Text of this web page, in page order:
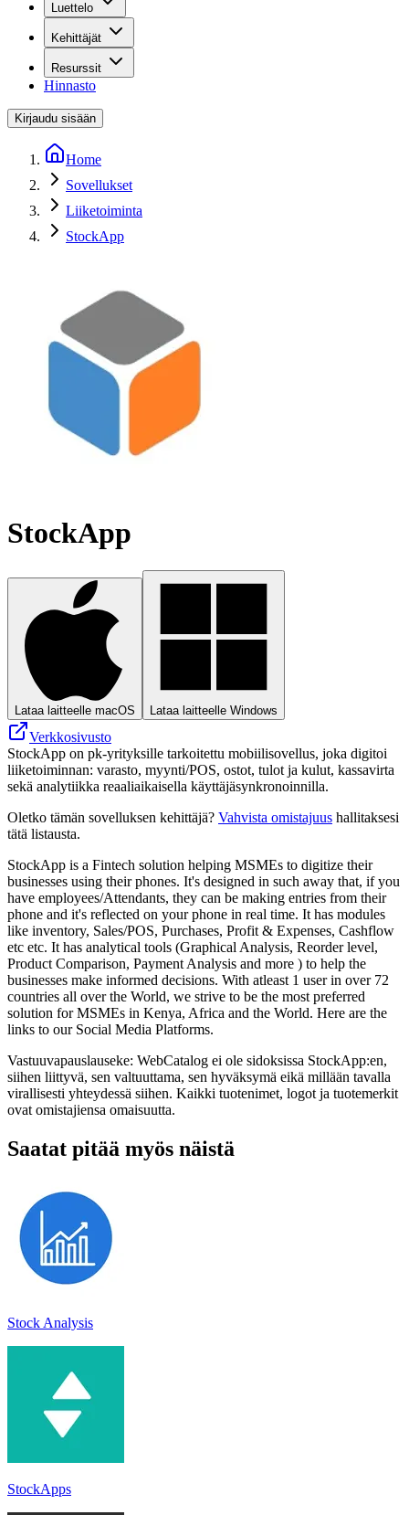
Luettelo
Kehittäjät
Resurssit
Hinnasto
Kirjaudu sisään
Home
Sovellukset
Liiketoiminta
StockApp
StockApp
Lataa laitteelle macOS Lataa laitteelle Windows
Verkkosivusto
StockApp on pk-yrityksille tarkoitettu mobiilisovellus, joka digitoi
liiketoiminnan: varasto, myynti/POS, ostot, tulot ja kulut, kassavirta
sekä analytiikka reaaliaikaisella käyttäjäsynkronoinnilla.
Oletko tämän sovelluksen kehittäjä? Vahvista omistajuus hallitaksesi
tätä listausta.
StockApp is a Fintech solution helping MSMEs to digitize their
businesses using their phones. It's designed in such away that, if you
have employees/Attendants, they can be making entries from their
phone and it's reflected on your phone in real time. It has modules
like inventory, Sales/POS, Purchases, Profit & Expenses, Cashflow
etc etc. It has analytical tools (Graphical Analysis, Reorder level,
Product Comparison, Payment Analysis and more ) to help the
businesses make informed decisions. With atleast 1 user in over 72
countries all over the World, we strive to be the most preferred
solution for MSMEs in Kenya, Africa and the World. Here are the
links to our Social Media Platforms.
Vastuuvapauslauseke: WebCatalog ei ole sidoksissa StockApp:en,
siihen liittyvä, sen valtuuttama, sen hyväksymä eikä millään tavalla
virallisesti yhteydessä siihen. Kaikki tuotenimet, logot ja tuotemerkit
ovat omistajiensa omaisuutta.
Saatat pitää myös näistä
Stock Analysis
StockApps